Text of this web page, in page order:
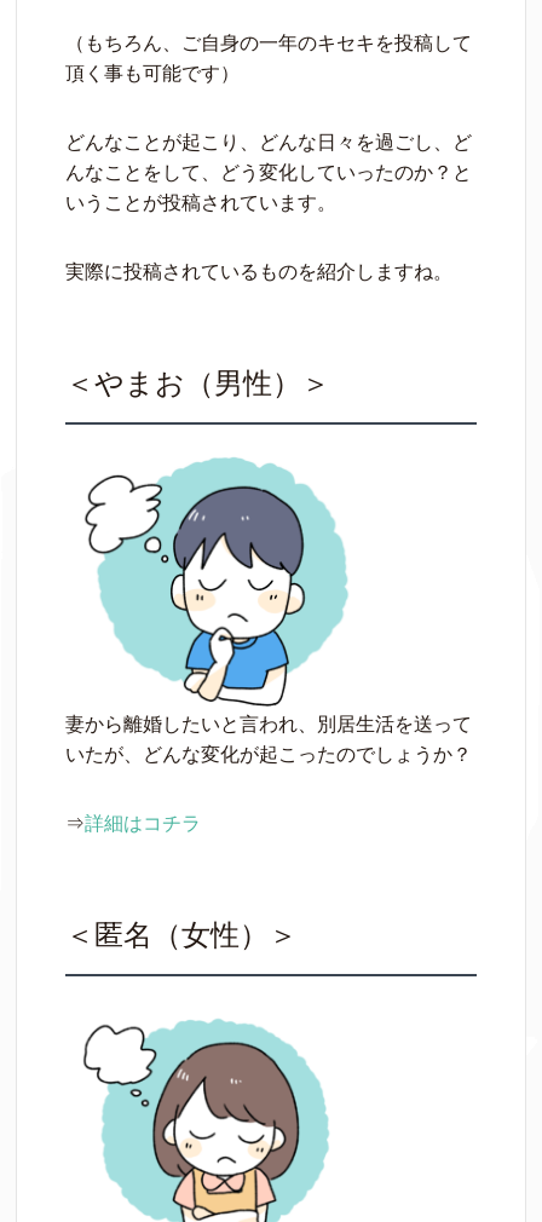
（もちろん、ご自身の一年のキセキを投稿して
頂く事も可能です）
どんなことが起こり、どんな日々を過ごし、ど
んなことをして、どう変化していったのか？と
いうことが投稿されています。
実際に投稿されているものを紹介しますね。
＜やまお（男性）＞
妻から離婚したいと言われ、別居生活を送って
いたが、どんな変化が起こったのでしょうか？
⇒詳細はコチラ
＜匿名（女性）＞